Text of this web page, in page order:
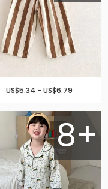
US$5.34 - US$6.79
8+